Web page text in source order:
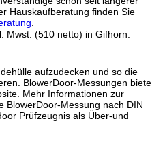
Hauskaufberatung finden Sie
Mwst. (510 netto) in Gifhorn.
aufzudecken und so die
BlowerDoor-Messungen biete
Mehr Informationen zur
BlowerDoor-Messung nach DIN
Prüfzeugnis als Über-und